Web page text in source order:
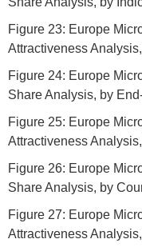
Figure 23: Europe
Attractiveness
Figure 24: Europe
Share Analysis, by
Figure 25: Europe
Attractiveness
Figure 26: Europe
Share Analysis, by
Figure 27: Europe
Attractiveness